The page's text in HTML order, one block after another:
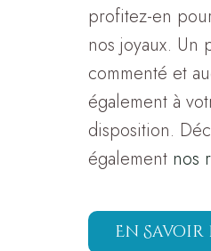
profitez-en
nos joyaux. Un
commenté et
également à
disposition.
également nos
En Savoir